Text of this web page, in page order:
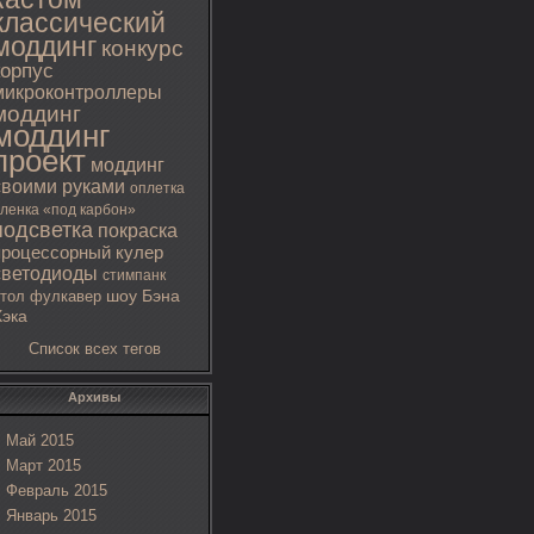
конкурс
моддинг
руками оплетка
«под карбон»
покраска
кулер
стимпанк
фулкавер шоу Бэна
Список всех тегов
Архивы
Май 2015
Март 2015
Февраль 2015
Январь 2015